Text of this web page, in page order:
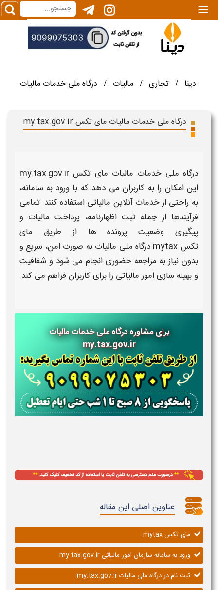
|||
دینا / تجاری / مالیات / درگاه ملی خدمات مالیات
درگاه ملی خدمات مالیات مای تکس my.tax.gov.ir
درگاه ملی خدمات مالیات مای تکس my.tax.gov.ir
این امکان را به کاربران می دهد که با ورود به سامانه،
به راحتی از خدمات آنلاین مالیاتی استفاده کنند. تمامی
فرآیندها از جمله ثبت اظهارنامه، پرداخت مالیات و
پیگیری وضعیت پرونده ها از طریق مای
تکس mytax درگاه ملی مالیات به صورت امن، سریع و
بدون نیاز به مراجعه حضوری انجام می شود و شفافیت
و بهینه سازی امورمالیاتی را برای کاربران فراهم می کند.
برای مشاوره درگاه ملی خدمات مالیات
my.tax.gov.ir
عناوین اصلی این مقاله
مای تکس mytax
ورود به سامانه سازمان امور مالیاتی my.tax.gov.ir
ثبت نام در درگاه ملی مالیات my.tax.gov.ir